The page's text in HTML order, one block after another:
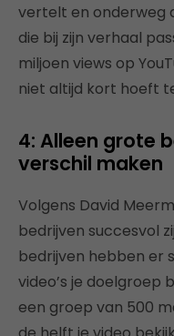
vertelt en onderweg
die bij zijn verhaal
miljoen views op
niet altijd kort hoeft
4: Alleen grote
verschil maken
Volgens David
bedrijven succesvol
bedrijven hebben er
video’s je doelgroep
een groep van 500